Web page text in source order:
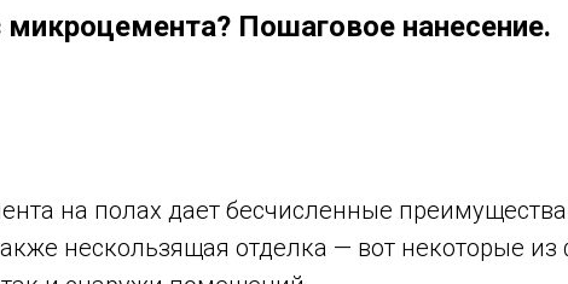
микроцемента? Пошаговое нанесение.
на полах дает бесчисленные
нескользящая отделка — вот некоторые из